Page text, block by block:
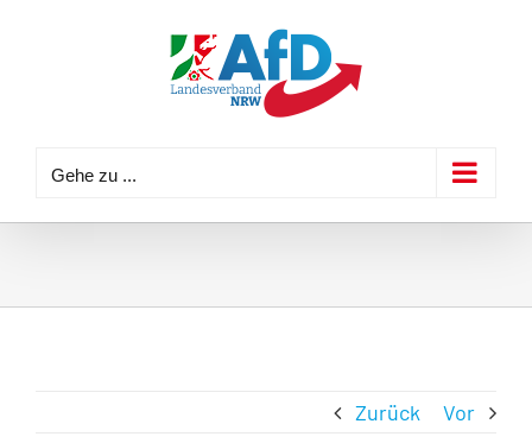
Gehe zu ...
Zurück Vor